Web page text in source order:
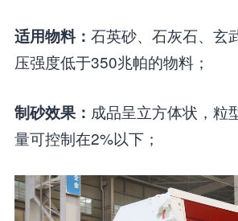
适用物料： 石英砂、石灰石、玄
压强度低于350兆帕的物料；
制砂效果： 成品呈立方体状，粒
量可控制在2%以下；